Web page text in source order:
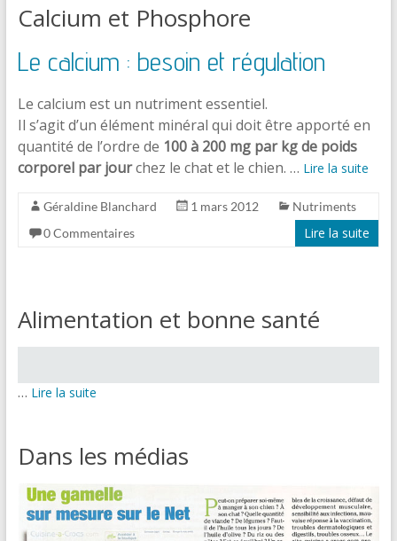
Calcium et Phosphore
Le calcium : besoin et régulation
Le calcium est un nutriment essentiel.
Il s’agit d’un élément minéral qui doit être apporté en
quantité de l’ordre de 100 à 200 mg par kg de poids
corporel par jourchez le chat et le chien. … Lire la suite
Géraldine Blanchard 1 mars 2012
Nutriments
0 Commentaires
Lire la suite
Alimentation et bonne santé
… Lire la suite
Dans les médias